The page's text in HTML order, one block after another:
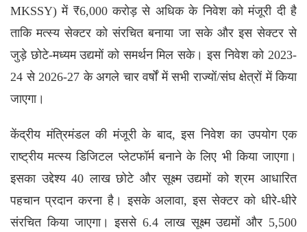
MKSSY) में ₹6,000 करोड़ से अधिक के निवेश को मंजूरी दी है
ताकि मत्स्य सेक्टर को संरचित बनाया जा सके और इस सेक्टर से
जुड़े छोटे-मध्यम उद्यमों को समर्थन मिल सके। इस निवेश को 2023-
24 से 2026-27 के अगले चार वर्षों में सभी राज्यों/संघ क्षेत्रों में किया
जाएगा।
केंद्रीय मंत्रिमंडल की मंजूरी के बाद, इस निवेश का उपयोग एक
राष्ट्रीय मत्स्य डिजिटल प्लेटफॉर्म बनाने के लिए भी किया जाएगा।
इसका उद्देश्य 40 लाख छोटे और सूक्ष्म उद्यमों को श्रम आधारित
पहचान प्रदान करना है। इसके अलावा, इस सेक्टर को धीरे-धीरे
संरचित किया जाएगा। इससे 6.4 लाख सूक्ष्म उद्यमों और 5,500